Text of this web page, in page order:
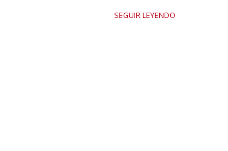
SEGUIR LEYENDO